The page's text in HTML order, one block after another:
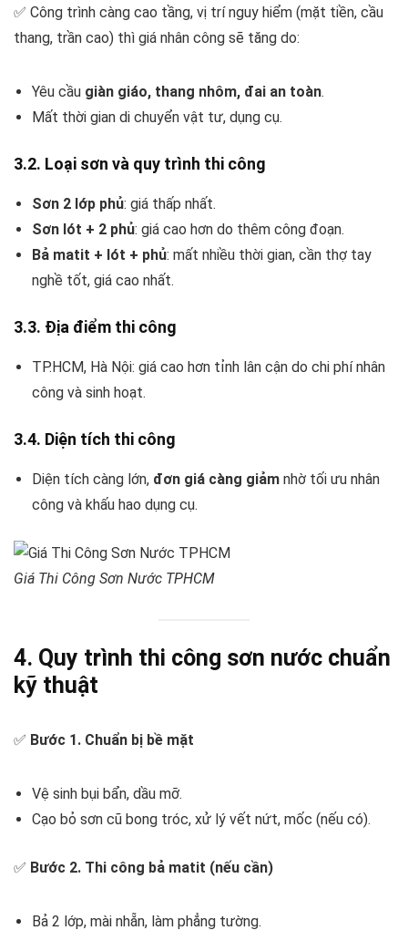
✅ Công trình càng cao tầng, vị trí nguy hiểm (mặt tiền, cầu
thang, trần cao) thì giá nhân công sẽ tăng do:
Yêu cầu giàn giáo, thang nhôm, đai an toàn.
Mất thời gian di chuyển vật tư, dụng cụ.
3.2. Loại sơn và quy trình thi công
Sơn 2 lớp phủ: giá thấp nhất.
Sơn lót + 2 phủ: giá cao hơn do thêm công đoạn.
Bả matit + lót + phủ: mất nhiều thời gian, cần thợ tay
nghề tốt, giá cao nhất.
3.3. Địa điểm thi công
TP.HCM, Hà Nội: giá cao hơn tỉnh lân cận do chi phí nhân
công và sinh hoạt.
3.4. Diện tích thi công
Diện tích càng lớn, đơn giá càng giảm nhờ tối ưu nhân
công và khấu hao dụng cụ.
Giá Thi Công Sơn Nước TPHCM
4. Quy trình thi công sơn nước chuẩn
kỹ thuật
✅ Bước 1. Chuẩn bị bề mặt
Vệ sinh bụi bẩn, dầu mỡ.
Cạo bỏ sơn cũ bong tróc, xử lý vết nứt, mốc (nếu có).
✅ Bước 2. Thi công bả matit (nếu cần)
Bả 2 lớp, mài nhẵn, làm phẳng tường.